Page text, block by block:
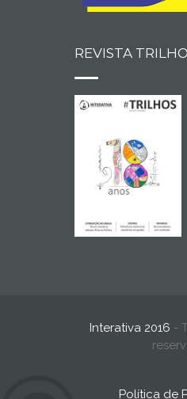
REVISTA
Interativa 2016 -
Política de